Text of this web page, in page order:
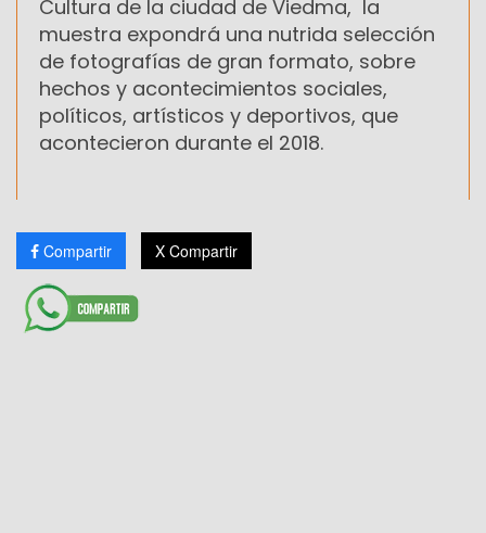
Cultura de la ciudad de Viedma, la
muestra expondrá una nutrida selección
de fotografías de gran formato, sobre
hechos y acontecimientos sociales,
políticos, artísticos y deportivos, que
acontecieron durante el 2018.
Compartir X Compartir